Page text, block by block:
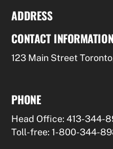
ADDRESS
CONTACT INFORMATION
123 Main Street
PHONE
Head Office: 413-344-
Toll-free: 1-800-344-